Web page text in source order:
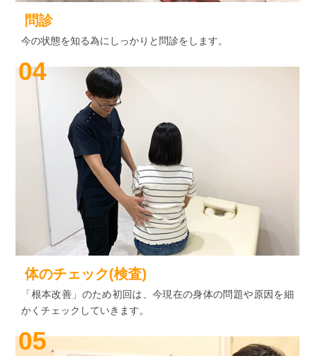
問診
今の状態を知る為にしっかりと問診をします。
04
体のチェック(検査)
「根本改善」のため初回は、今現在の身体の問題や原因を細
かくチェックしていきます。
05